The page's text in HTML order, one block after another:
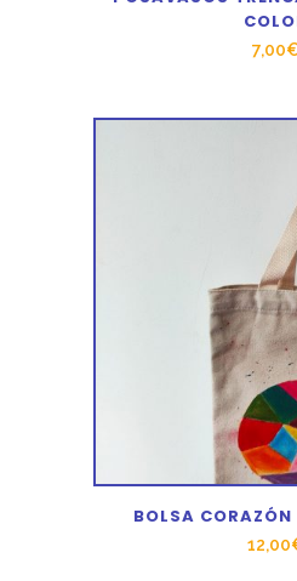
7,00
BOLSA
12,00